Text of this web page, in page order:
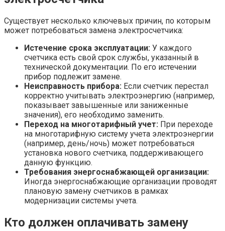
Существует несколько ключевых причин, по которым
может потребоваться замена электросчетчика:
Истечение срока эксплуатации: У каждого
счетчика есть свой срок службы, указанный в
технической документации. По его истечении
прибор подлежит замене.
Неисправность прибора: Если счетчик перестал
корректно учитывать электроэнергию (например,
показывает завышенные или заниженные
значения), его необходимо заменить.
Переход на многотарифный учет: При переходе
на многотарифную систему учета электроэнергии
(например, день/ночь) может потребоваться
установка нового счетчика, поддерживающего
данную функцию.
Требования энергоснабжающей организации:
Иногда энергоснабжающие организации проводят
плановую замену счетчиков в рамках
модернизации системы учета.
Кто должен оплачивать замену